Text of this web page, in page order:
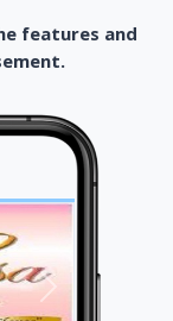
features and